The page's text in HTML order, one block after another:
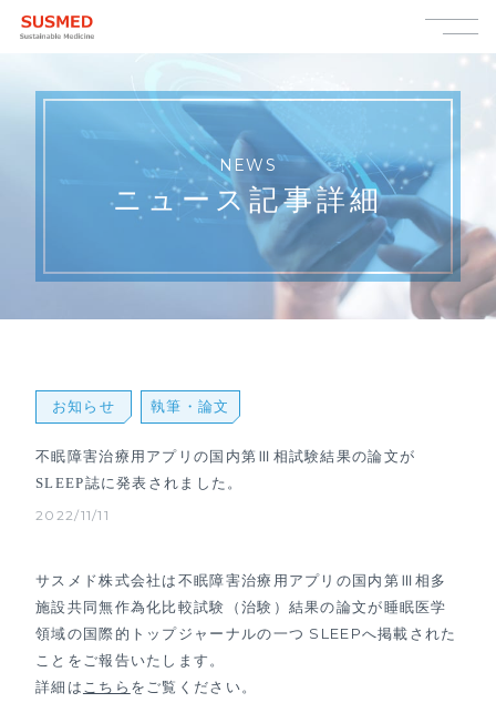
NEWS
ニュース記事詳細
お知らせ 執筆・論⽂
不眠障害治療用アプリの国内第Ⅲ相試験結果の論文が
SLEEP誌に発表されました。
2022/11/11
サスメド株式会社は不眠障害治療用アプリの国内第Ⅲ相多
施設共同無作為化比較試験（治験）結果の論文が睡眠医学
領域の国際的トップジャーナルの一つ SLEEPへ掲載された
ことをご報告いたします。
詳細は こちら をご覧ください。